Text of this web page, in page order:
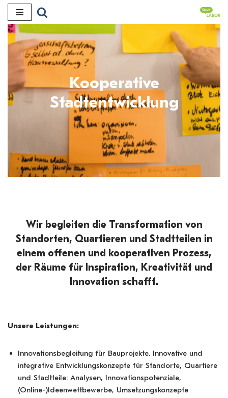
Zum
Inhalt
Kooperative
Stadtentwicklung
Wir begleiten die Transformation von
Standorten, Quartieren und Stadtteilen in
einem offenen und kooperativen Prozess,
der Räume für Inspiration, Kreativität und
Innovation schafft.
Unsere Leistungen:
Innovationsbegleitung für Bauprojekte. Innovative und
integrative Entwicklungskonzepte für Standorte, Quartiere
und Stadtteile: Analysen, Innovationspotenziale,
(Online-)Ideenwettbewerbe, Umsetzungskonzepte